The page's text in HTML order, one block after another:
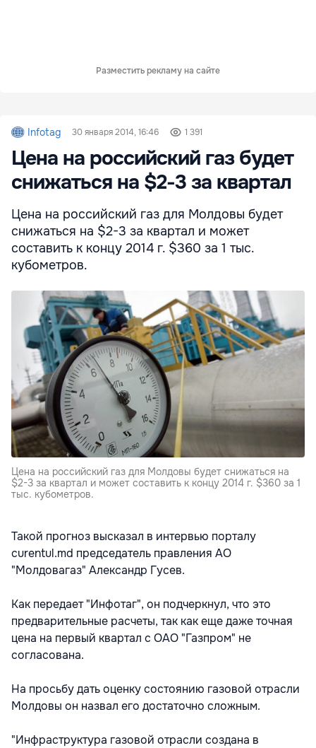
Разместить рекламу на сайте
Infotag 30 января 2014, 16:46 1 391
Цена на российский газ будет
снижаться на $2-3 за квартал
Цена на российский газ для Молдовы будет
снижаться на $2-3 за квартал и может
составить к концу 2014 г. $360 за 1 тыс.
кубометров.
Цена на российский газ для Молдовы будет снижаться на
$2-3 за квартал и может составить к концу 2014 г. $360 за 1
тыс. кубометров.
Такой прогноз высказал в интервью порталу
curentul.md председатель правления АО
"Молдовагаз" Александр Гусев.
Как передает "Инфотаг", он подчеркнул, что это
предварительные расчеты, так как еще даже точная
цена на первый квартал с ОАО "Газпром" не
согласована.
На просьбу дать оценку состоянию газовой отрасли
Молдовы он назвал его достаточно сложным.
"Инфраструктура газовой отрасли создана в